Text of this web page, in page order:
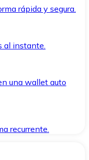
rápida y segura.
al instante.
una wallet auto
recurrente.